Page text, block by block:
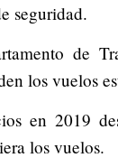
seguridad.
de
los vuelos
en 2019
los vuelos.